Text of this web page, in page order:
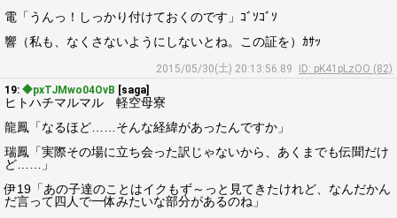
電「うんっ！しっかり付けておくのです」ｺﾞｿｺﾞｿ
響（私も、なくさないようにしないとね。この証を）ｶｻｯ
2015/05/30(土) 20:13:56.89
ID: pK41pLzOO (82)
19: ◆pxTJMwo04OvB [saga]
ヒトハチマルマル 軽空母寮
龍鳳「なるほど……そんな経緯があったんですか」
瑞鳳「実際その場に立ち会った訳じゃないから、あくまでも伝聞だけ
ど……」
伊19「あの子達のことはイクもず～っと見てきたけれど、なんだかん
だ言って四人で一体みたいな部分があるのね」